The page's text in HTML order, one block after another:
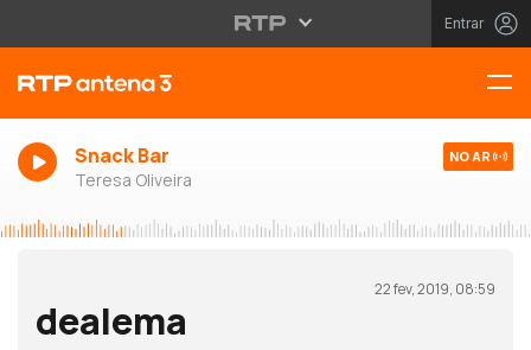
Entrar
Snack Bar
Teresa Oliveira
NO AR
22 fev, 2019, 08:59
dealema